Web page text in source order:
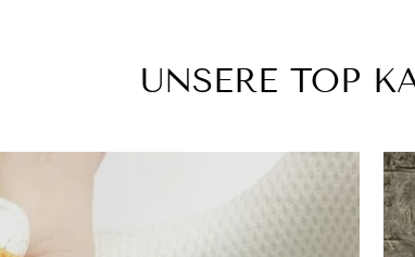
UNSERE TOP